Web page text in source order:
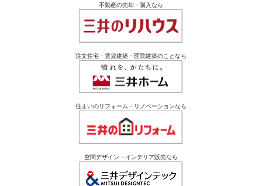
不動産の売却・購入なら
注文住宅・賃貸建築・医院建築のことなら
住まいのリフォーム・リノベーションなら
空間デザイン・インテリア販売なら